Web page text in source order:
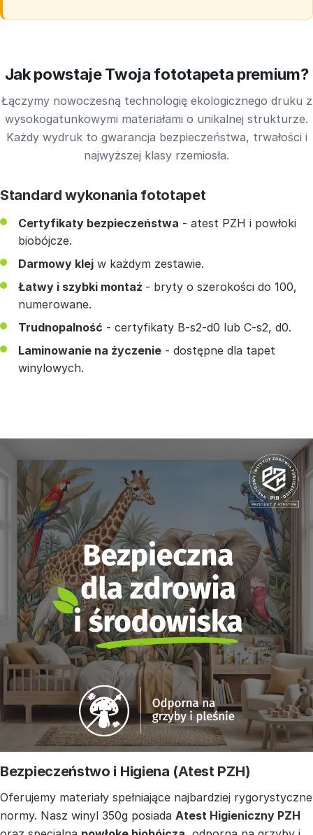
Jak powstaje Twoja fototapeta premium?
Łączymy nowoczesną technologię ekologicznego druku z
wysokogatunkowymi materiałami o unikalnej strukturze.
Każdy wydruk to gwarancja bezpieczeństwa, trwałości i
najwyższej klasy rzemiosła.
Standard wykonania fototapet
Certyfikaty bezpieczeństwa - atest PZH i powłoki
biobójcze.
Darmowy klej w każdym zestawie.
Łatwy i szybki montaż - bryty o szerokości do 100,
numerowane.
Trudnopalność - certyfikaty B-s2-d0 lub C-s2, d0.
Laminowanie na życzenie - dostępne dla tapet
winylowych.
Bezpieczeństwo i Higiena (Atest PZH)
Oferujemy materiały spełniające najbardziej rygorystyczne
normy. Nasz winyl 350g posiada Atest Higieniczny PZH